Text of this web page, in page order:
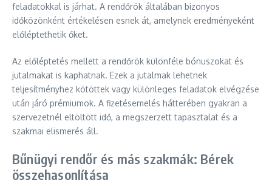
feladatokkal is járhat. A rendőrök általában bizonyos
időközönként értékelésen esnek át, amelynek eredményeként
előléptethetik őket.
Az előléptetés mellett a rendőrök különféle bónuszokat és
jutalmakat is kaphatnak. Ezek a jutalmak lehetnek
teljesítményhez kötöttek vagy különleges feladatok elvégzése
után járó prémiumok. A fizetésemelés hátterében gyakran a
szervezetnél eltöltött idő, a megszerzett tapasztalat és a
szakmai elismerés áll.
Bűnügyi rendőr és más szakmák: Bérek
összehasonlítása